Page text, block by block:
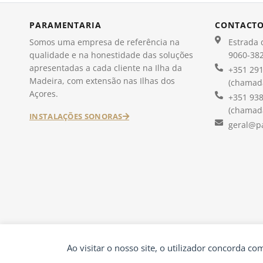
Ao visitar o nosso site, o utilizador concorda
PARAMENTARIA
Somos uma empresa de referência na
qualidade e na honestidade das soluções
apresentadas a cada cliente na Ilha da
Madeira, com extensão nas Ilhas dos
Açores.
INSTALAÇÕES SONORAS
Estrada
9060-
+351
+351